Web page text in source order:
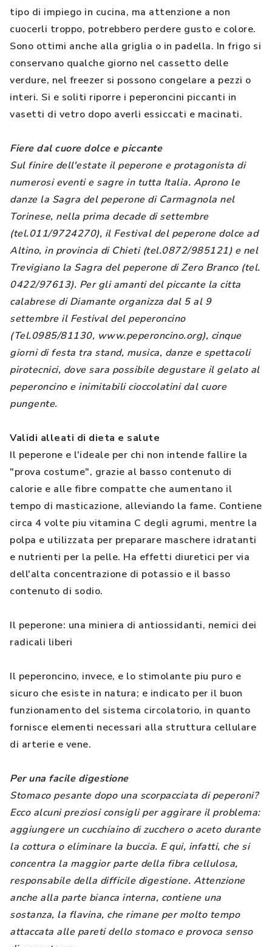
tipo di impiego in cucina, ma attenzione a non
cuocerli troppo, potrebbero perdere gusto e colore.
Sono ottimi anche alla griglia o in padella. In frigo si
conservano qualche giorno nel cassetto delle
verdure, nel freezer si possono congelare a pezzi o
interi. Si e soliti riporre i peperoncini piccanti in
vasetti di vetro dopo averli essiccati e macinati.
Fiere dal cuore dolce e piccante
Sul finire dell'estate il peperone e protagonista di
numerosi eventi e sagre in tutta Italia. Aprono le
danze la Sagra del peperone di Carmagnola nel
Torinese, nella prima decade di settembre
(tel.011/9724270), il Festival del peperone dolce ad
Altino, in provincia di Chieti (tel.0872/985121) e nel
Trevigiano la Sagra del peperone di Zero Branco (tel.
0422/97613). Per gli amanti del piccante la citta
calabrese di Diamante organizza dal 5 al 9
settembre il Festival del peperoncino
(Tel.0985/81130, www.peperoncino.org), cinque
giorni di festa tra stand, musica, danze e spettacoli
pirotecnici, dove sara possibile degustare il gelato al
peperoncino e inimitabili cioccolatini dal cuore
pungente.
Validi alleati di dieta e salute
Il peperone e l'ideale per chi non intende fallire la
"prova costume", grazie al basso contenuto di
calorie e alle fibre compatte che aumentano il
tempo di masticazione, alleviando la fame. Contiene
circa 4 volte piu vitamina C degli agrumi, mentre la
polpa e utilizzata per preparare maschere idratanti
e nutrienti per la pelle. Ha effetti diuretici per via
dell'alta concentrazione di potassio e il basso
contenuto di sodio.
Il peperone: una miniera di antiossidanti, nemici dei
radicali liberi
Il peperoncino, invece, e lo stimolante piu puro e
sicuro che esiste in natura; e indicato per il buon
funzionamento del sistema circolatorio, in quanto
fornisce elementi necessari alla struttura cellulare
di arterie e vene.
Per una facile digestione
Stomaco pesante dopo una scorpacciata di peperoni?
Ecco alcuni preziosi consigli per aggirare il problema:
aggiungere un cucchiaino di zucchero o aceto durante
la cottura o eliminare la buccia. E qui, infatti, che si
concentra la maggior parte della fibra cellulosa,
responsabile della difficile digestione. Attenzione
anche alla parte bianca interna, contiene una
sostanza, la flavina, che rimane per molto tempo
attaccata alle pareti dello stomaco e provoca senso